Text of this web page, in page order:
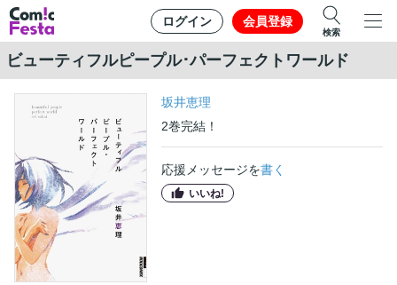
ログイン 会員登録
検索
ビューティフルピープル･パーフェクトワールド
坂井恵理
2巻完結！
応援メッセージを書く
いいね!